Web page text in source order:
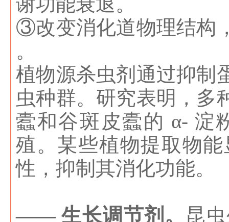
③改变消化道物理结构
。
植物源杀虫剂通过抑制
虫种群。研究表明，多
蠹和谷斑皮蠹的 α- 淀
殖。某些植物提取物
性，抑制其消化功能。
—— 生长调节剂。 昆